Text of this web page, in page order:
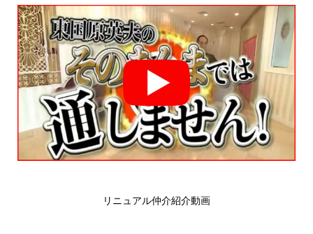
リニュアル仲介紹介動画